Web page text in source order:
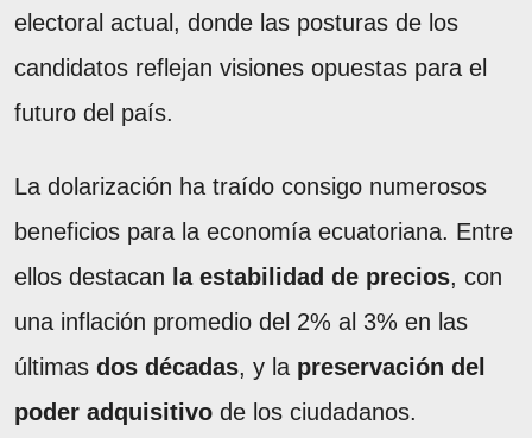
electoral actual, donde las posturas de los
candidatos reflejan visiones opuestas para el
futuro del país.
La dolarización ha traído consigo numerosos
beneficios para la economía ecuatoriana. Entre
ellos destacan la estabilidad de precios, con
una inflación promedio del 2% al 3% en las
últimas dos décadas, y la preservación del
poder adquisitivo de los ciudadanos.